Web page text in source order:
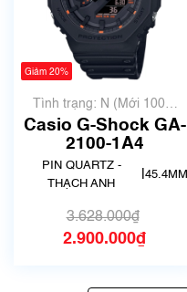
Giảm 20%
Tình trạng: N (Mới 100%
chưa qua sử dụng)
Casio G-Shock GA-
2100-1A4
PIN QUARTZ -
THẠCH ANH
45.4MM
3.628.000₫
2.900.000₫